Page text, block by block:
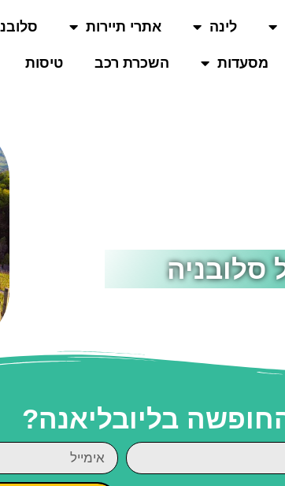
לינה אתרי תיירות
מסעדות השכרת רכב טיסות
סלובניה
בליובליאנה?